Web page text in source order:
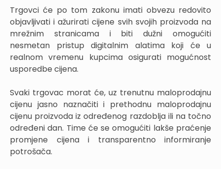
Trgovci će po tom zakonu imati obvezu redovito
objavljivati i ažurirati cijene svih svojih proizvoda na
mrežnim stranicama i biti dužni omogućiti
nesmetan pristup digitalnim alatima koji će u
realnom vremenu kupcima osigurati mogućnost
usporedbe cijena.
Svaki trgovac morat će, uz trenutnu maloprodajnu
cijenu jasno naznačiti i prethodnu maloprodajnu
cijenu proizvoda iz određenog razdoblja ili na točno
određeni dan. Time će se omogućiti lakše praćenje
promjene cijena i transparentno informiranje
potrošača.